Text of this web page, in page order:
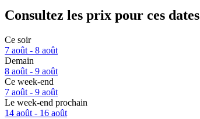
Consultez les prix pour ces dates
Ce soir
7 août - 8 août
Demain
8 août - 9 août
Ce week-end
7 août - 9 août
Le week-end prochain
14 août - 16 août